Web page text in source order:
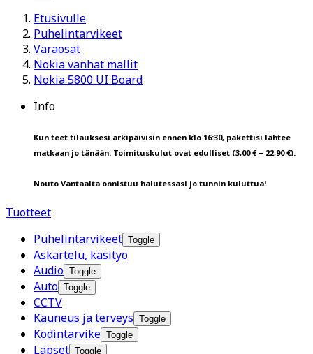
Etusivulle
Puhelintarvikeet
Varaosat
Nokia vanhat mallit
Nokia 5800 UI Board
Info
Kun teet tilauksesi arkipäivisin ennen klo 16:30, pakettisi lähtee
matkaan jo tänään. Toimituskulut ovat edulliset (3,00 € – 22,90 €).
Nouto Vantaalta onnistuu halutessasi jo tunnin kuluttua!
Tuotteet
Puhelintarvikeet Toggle
Askartelu, käsityö
Audio Toggle
Auto Toggle
CCTV
Kauneus ja terveys Toggle
Kodintarvike Toggle
Lapset Toggle